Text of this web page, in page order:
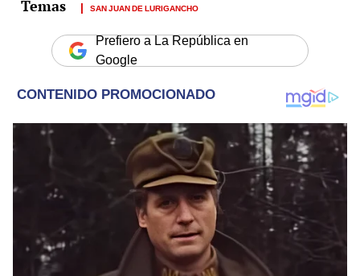
SAN JUAN DE LURIGANCHO
Prefiero a La República en
Google